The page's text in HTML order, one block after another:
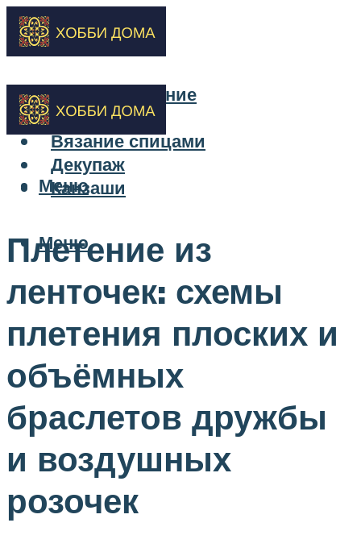
Бисероплетение
Вышивка
Вязание спицами
Декупаж
Канзаши
Меню
Меню
Плетение из
ленточек: схемы
плетения плоских и
объёмных
браслетов дружбы
и воздушных
розочек